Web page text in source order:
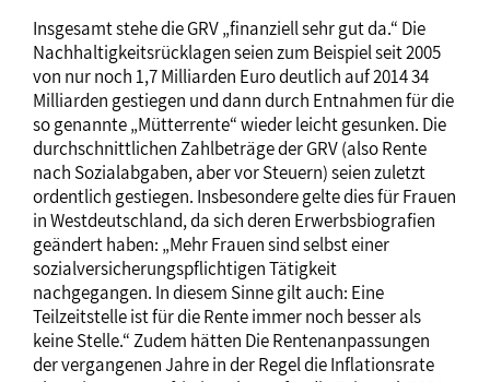
Insgesamt stehe die GRV „finanziell sehr gut da.“ Die
Nachhaltigkeitsrücklagen seien zum Beispiel seit 2005
von nur noch 1,7 Milliarden Euro deutlich auf 2014 34
Milliarden gestiegen und dann durch Entnahmen für die
so genannte „Mütterrente“ wieder leicht gesunken. Die
durchschnittlichen Zahlbeträge der GRV (also Rente
nach Sozialabgaben, aber vor Steuern) seien zuletzt
ordentlich gestiegen. Insbesondere gelte dies für Frauen
in Westdeutschland, da sich deren Erwerbsbiografien
geändert haben: „Mehr Frauen sind selbst einer
sozialversicherungspflichtigen Tätigkeit
nachgegangen. In diesem Sinne gilt auch: Eine
Teilzeitstelle ist für die Rente immer noch besser als
keine Stelle.“ Zudem hätten Die Rentenanpassungen
der vergangenen Jahre in der Regel die Inflationsrate